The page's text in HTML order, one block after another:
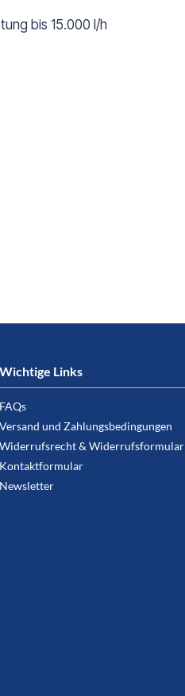
bis 15.000 l/h
Wichtige Links
FAQs
Versand und Zahlungsbedingungen
Widerrufsrecht & Widerrufsformular
Kontaktformular
Newsletter